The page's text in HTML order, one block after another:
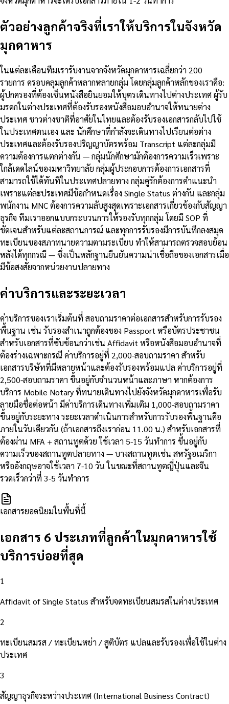
ตัวอย่างลูกค้าจริงที่เราให้บริการในจังหวัด
มุกดาหาร
ในแต่ละเดือนทีมเรารับงานจากจังหวัดมุกดาหารเฉลี่ยกว่า 200
รายการ ครอบคลุมลูกค้าหลากหลายกลุ่ม โดยกลุ่มลูกค้าหลักของเราคือ:
ผู้ปกครองที่ต้องเซ็นหนังสือยินยอมให้บุตรเดินทางไปต่างประเทศ ผู้รับ
มรดกในต่างประเทศที่ต้องรับรองหนังสือมอบอำนาจให้ทนายต่าง
ประเทศ ชาวต่างชาติที่อาศัยในไทยและต้องรับรองเอกสารกลับไปใช้
ในประเทศตนเอง และ นักศึกษาที่กำลังจะเดินทางไปเรียนต่อต่าง
ประเทศและต้องรับรองปริญญาบัตรพร้อม Transcript แต่ละกลุ่มมี
ความต้องการแตกต่างกัน — กลุ่มนักศึกษามักต้องการความเร็วเพราะ
ใกล้เดดไลน์ของมหาวิทยาลัย กลุ่มผู้ประกอบการต้องการเอกสารที่
สามารถใช้ได้ทันทีในประเทศปลายทาง กลุ่มคู่รักต้องการคำแนะนำ
เพราะแต่ละประเทศมีข้อกำหนดเรื่อง Single Status ต่างกัน และกลุ่ม
พนักงาน MNC ต้องการความลับสูงสุดเพราะเอกสารเกี่ยวข้องกับสัญญา
ธุรกิจ ทีมเราออกแบบกระบวนการให้รองรับทุกกลุ่ม โดยมี SOP ที่
ชัดเจนสำหรับแต่ละสถานการณ์ และทุกการรับรองมีการบันทึกลงสมุด
ทะเบียนของสภาทนายความตามระเบียบ ทำให้สามารถตรวจสอบย้อน
หลังได้ทุกกรณี — ซึ่งเป็นหลักฐานยืนยันความน่าเชื่อถือของเอกสารเมื่อ
มีข้อสงสัยจากหน่วยงานปลายทาง
ค่าบริการและระยะเวลา
ค่าบริการของเราเริ่มต้นที่ สอบถามราคาต่อเอกสารสำหรับการรับรอง
พื้นฐาน เช่น รับรองสำเนาถูกต้องของ Passport หรือบัตรประชาชน
สำหรับเอกสารที่ซับซ้อนกว่าเช่น Affidavit หรือหนังสือมอบอำนาจที่
ต้องร่างเฉพาะกรณี ค่าบริการอยู่ที่ 2,000-สอบถามราคา สำหรับ
เอกสารบริษัทที่มีหลายหน้าและต้องรับรองพร้อมแปล ค่าบริการอยู่ที่
2,500-สอบถามราคา ขึ้นอยู่กับจำนวนหน้าและภาษา หากต้องการ
บริการ Mobile Notary ที่ทนายเดินทางไปยังจังหวัดมุกดาหารเพื่อรับ
ลายมือชื่อต่อหน้า มีค่าบริการเดินทางเพิ่มเติม 1,000-สอบถามราคา
ขึ้นอยู่กับระยะทาง ระยะเวลาดำเนินการสำหรับการรับรองพื้นฐานคือ
ภายในวันเดียวกัน (ถ้าเอกสารถึงเราก่อน 11.00 น.) สำหรับเอกสารที่
ต้องผ่าน MFA + สถานทูตด้วย ใช้เวลา 5-15 วันทำการ ขึ้นอยู่กับ
ความเร็วของสถานทูตปลายทาง — บางสถานทูตเช่น สหรัฐอเมริกา
หรืออังกฤษอาจใช้เวลา 7-10 วัน ในขณะที่สถานทูตญี่ปุ่นและจีน
รวดเร็วกว่าที่ 3-5 วันทำการ
เอกสารยอดนิยมในพื้นที่นี้
เอกสาร 6 ประเภทที่ลูกค้าในมุกดาหารใช้
บริการบ่อยที่สุด
1
Affidavit of Single Status สำหรับจดทะเบียนสมรสในต่างประเทศ
2
ทะเบียนสมรส / ทะเบียนหย่า / สูติบัตร แปลและรับรองเพื่อใช้ในต่าง
ประเทศ
3
สัญญาธุรกิจระหว่างประเทศ (International Business Contract)